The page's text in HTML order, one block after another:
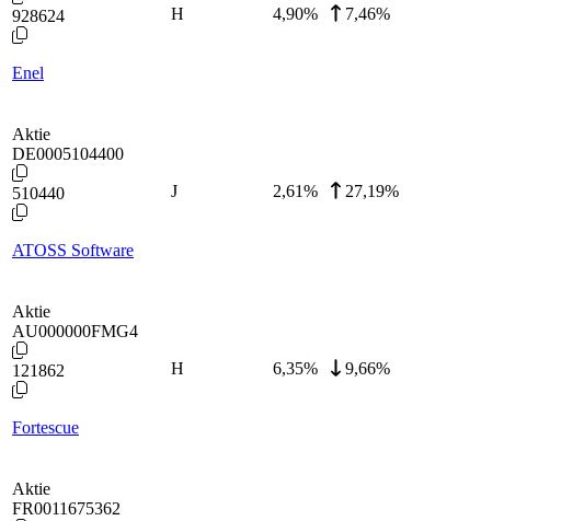
928624
Enel
H 4,90% 7,46%
Aktie
DE0005104400
510440
ATOSS Software
J 2,61% 27,19%
Aktie
AU000000FMG4
121862
Fortescue
H 6,35% 9,66%
Aktie
FR0011675362